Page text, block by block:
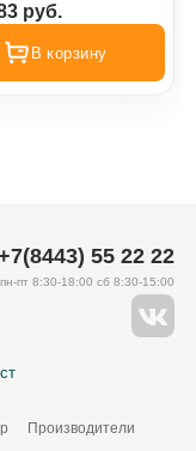
руб.
В корзину
Производители
55 22 22
пн-пт 8:30-18:00 сб 8:30-15:00